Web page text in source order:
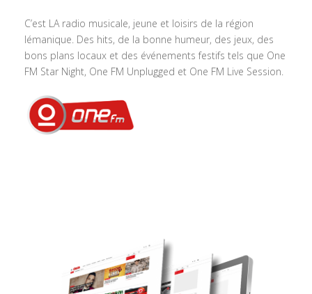
C’est LA radio musicale, jeune et loisirs de la région
lémanique. Des hits, de la bonne humeur, des jeux, des
bons plans locaux et des événements festifs tels que One
FM Star Night, One FM Unplugged et One FM Live Session.